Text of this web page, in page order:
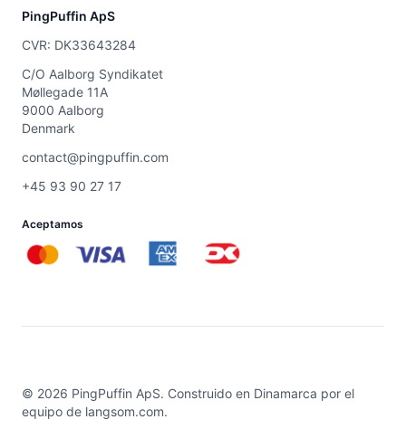
PingPuffin ApS
CVR: DK33643284
C/O Aalborg Syndikatet
Møllegade 11A
9000 Aalborg
Denmark
contact@pingpuffin.com
+45 93 90 27 17
Aceptamos
© 2026 PingPuffin ApS. Construido en Dinamarca por el
equipo de langsom.com.